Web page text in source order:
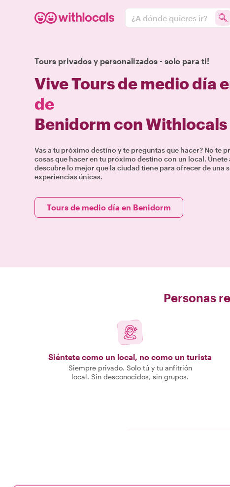
¿A dónde quieres ir?
Tours privados y personalizados - solo para ti!
Vive Tours de medio día
de
Benidorm con Withlocals
Vas a tu próximo destino y te preguntas que hacer? No te
cosas que hacer en tu próximo destino con un local.
descubre lo mejor que la ciudad tiene para ofrecer de una
experiencias únicas.
Tours de medio día en Benidorm
Personas
Siéntete como un local, no como un turista
Siempre privado. Solo tú y tu anfitrión
local. Sin desconocidos, sin grupos.